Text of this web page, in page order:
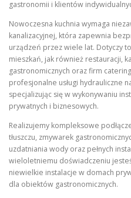
gastronomii i klientów
Nowoczesna kuchnia wymaga
kanalizacyjnej, która zapewnia
urządzeń przez wiele lat. Dotyczy
mieszkań, jak również restauracji,
gastronomicznych oraz firm
profesjonalne usługi hydrauliczne
specjalizując się w wykonywaniu
prywatnych i biznesowych.
Realizujemy kompleksowe
tłuszczu, zmywarek
uzdatniania wody oraz pełnych
wieloletniemu doświadczeniu
niewielkie instalacje w domach
dla obiektów gastronomicznych.